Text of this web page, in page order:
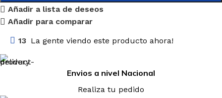
Añadir a lista de deseos
Añadir para comparar
13 La gente viendo este producto ahora!
Envios a nivel Nacional
Realiza tu pedido